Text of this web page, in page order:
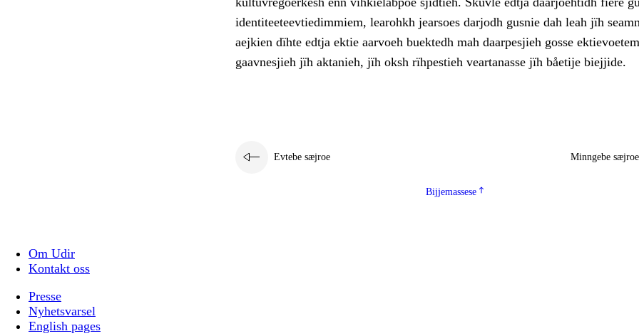
identiteeteevtiedimmiem, learohkh jearsoes darjodh gusnie dah leah jïh
aejkien dïhte edtja ektie aarvoeh buektedh mah daarpesjieh gosse ektievoetem
gaavnesjieh jïh aktanieh, jïh oksh rïhpestieh veartanasse jïh båetije biejjide.
Evtebe sæjroe Minngebe sæjroe
Bijjemassese
Om Udir
Kontakt oss
Presse
Nyhetsvarsel
English pages